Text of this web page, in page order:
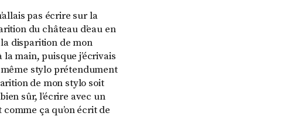
pas écrire sur la
du château d’eau en
disparition de mon
main, puisque j’écrivais
stylo prétendument
de mon stylo soit
sûr, l’écrire avec un
ça qu’on écrit de